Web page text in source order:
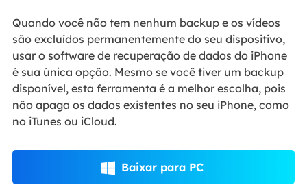
Quando você não tem nenhum backup e os vídeos
são excluídos permanentemente do seu dispositivo,
usar o software de recuperação de dados do iPhone
é sua única opção. Mesmo se você tiver um backup
disponível, esta ferramenta é a melhor escolha, pois
não apaga os dados existentes no seu iPhone, como
no iTunes ou iCloud.
 Baixar para PC